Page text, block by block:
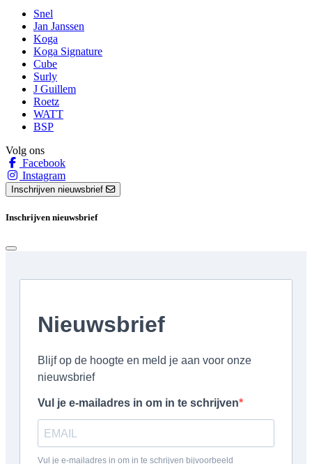
Snel
Jan Janssen
Koga
Koga Signature
Cube
Surly
J Guillem
Roetz
WATT
BSP
Volg ons
Facebook
Instagram
Inschrijven nieuwsbrief
Inschrijven nieuwsbrief